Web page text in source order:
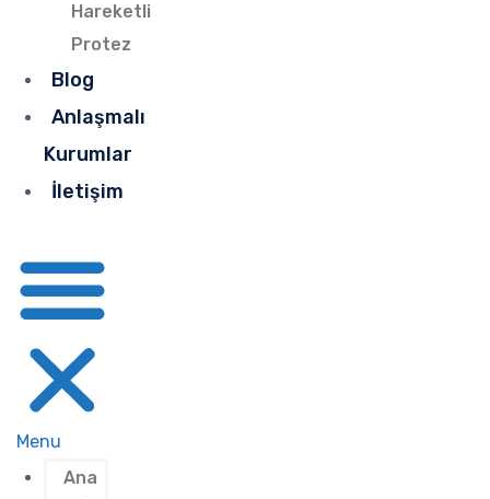
Hareketli
Protez
Blog
Anlaşmalı
Kurumlar
İletişim
Menu
Ana